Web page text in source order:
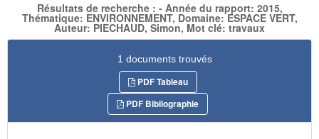
Résultats de recherche : - Année du rapport: 2015,
Thématique: ENVIRONNEMENT, Domaine: ESPACE VERT,
Auteur: PIECHAUD, Simon, Mot clé: travaux
1 documents trouvés
PDF Tableau
PDF Bibliographie